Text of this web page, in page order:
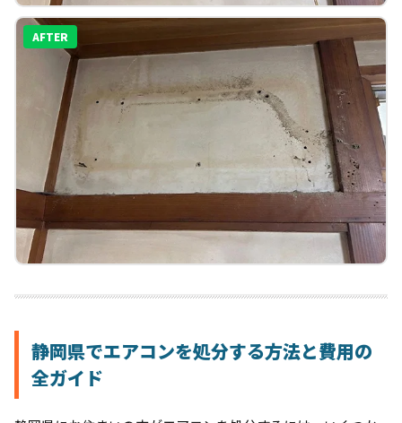
AFTER
静岡県でエアコンを処分する方法と費用の
全ガイド